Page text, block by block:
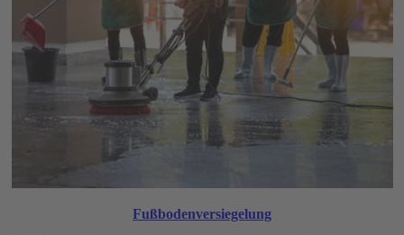
Fußbodenversiegelung